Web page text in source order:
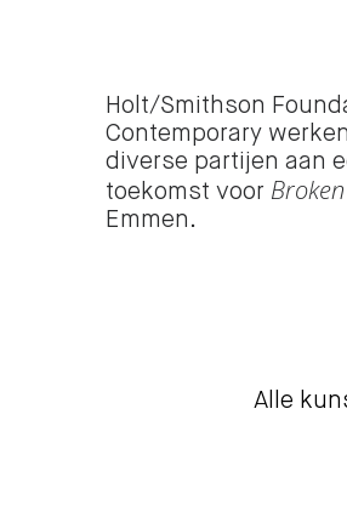
Holt/Smithson
Contemporary
diverse partijen aan
toekomst voor
Emmen.
Alle